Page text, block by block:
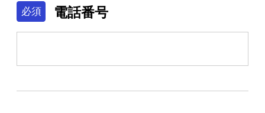
必須 電話番号